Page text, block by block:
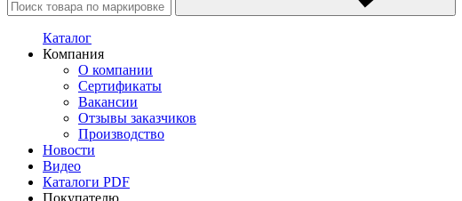
Каталог
Компания
О компании
Сертификаты
Вакансии
Отзывы заказчиков
Производство
Новости
Видео
Каталоги PDF
Покупателю